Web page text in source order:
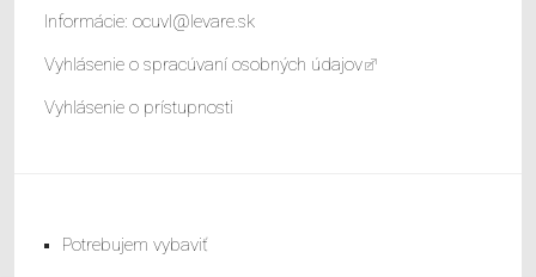
Informácie: ocuvl@levare.sk
Vyhlásenie o spracúvaní osobných údajov
Vyhlásenie o prístupnosti
Potrebujem vybaviť